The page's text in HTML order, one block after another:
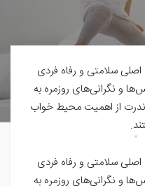
سلامتی و رفاه فردی
و نگرانی‌های روزمره به
از اهمیت محیط خواب
سلامتی و رفاه فردی
و نگرانی‌های روزمره به